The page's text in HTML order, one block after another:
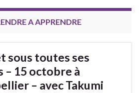
A APPRENDRE
sous toutes ses
– 15 octobre à
– avec Takumi